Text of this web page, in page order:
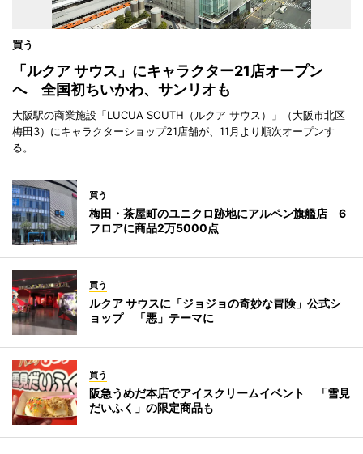
買う
「ルクア サウス」にキャラクター21店オープン
へ 全国初ちいかわ、サンリオも
大阪駅の商業施設「LUCUA SOUTH（ルクア サウス）」（大阪市北区
梅田3）にキャラクターショップ21店舗が、11月より順次オープンす
る。
買う
梅田・茶屋町のユニクロ跡地にアルペン旗艦店 6
フロアに商品2万5000点
買う
ルクア サウスに「ジョジョの奇妙な冒険」公式シ
ョップ 「悪」テーマに
買う
阪急うめだ本店でアイスクリームイベント 「雪見
だいふく」の限定商品も